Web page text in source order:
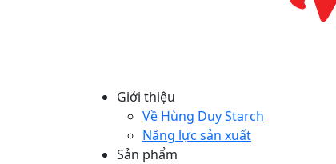
Giới thiệu
Về Hùng Duy Starch
Năng lực sản xuất
Sản phẩm